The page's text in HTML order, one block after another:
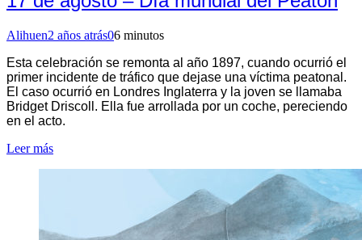
Alihuen2 años atrás06 minutos
Esta celebración se remonta al año 1897, cuando ocurrió el
primer incidente de tráfico que dejase una víctima peatonal.
El caso ocurrió en Londres Inglaterra y la joven se llamaba
Bridget Driscoll. Ella fue arrollada por un coche, pereciendo
en el acto.
Leer más